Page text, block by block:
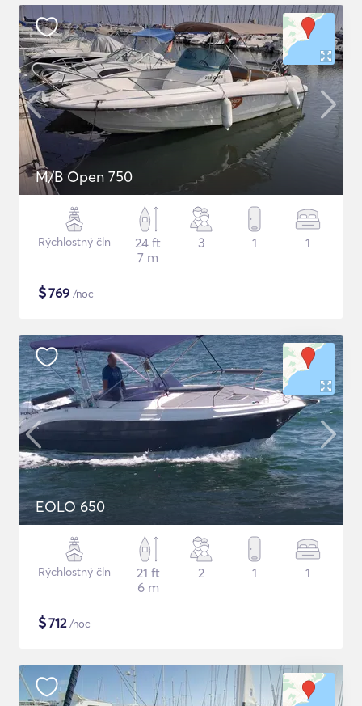
M/B Open 750
Rýchlostný čln
24 ft
7 m
3 1 1
$769 /noc
EOLO 650
Rýchlostný čln
21 ft
6 m
2 1 1
$712/noc